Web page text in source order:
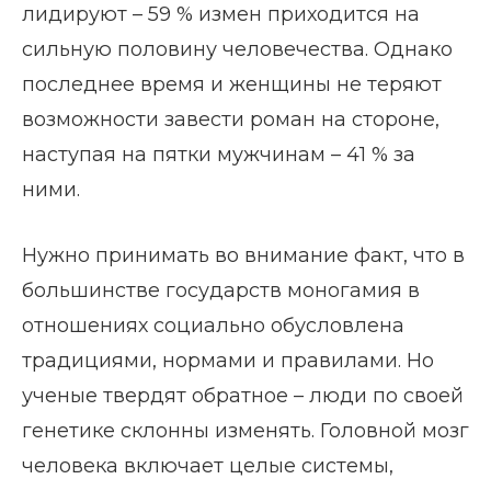
лидируют – 59 % измен приходится на
сильную половину человечества. Однако
последнее время и женщины не теряют
возможности завести роман на стороне,
наступая на пятки мужчинам – 41 % за
ними.
Нужно принимать во внимание факт, что в
большинстве государств моногамия в
отношениях социально обусловлена
традициями, нормами и правилами. Но
ученые твердят обратное – люди по своей
генетике склонны изменять. Головной мозг
человека включает целые системы,